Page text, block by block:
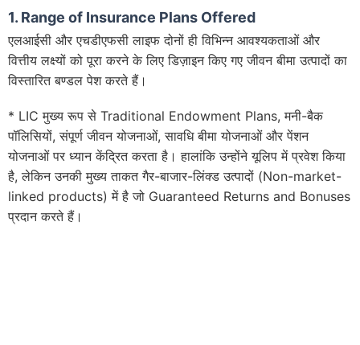
1. Range of Insurance Plans Offered
एलआईसी और एचडीएफसी लाइफ दोनों ही विभिन्न आवश्यकताओं और
वित्तीय लक्ष्यों को पूरा करने के लिए डिज़ाइन किए गए जीवन बीमा उत्पादों का
विस्तारित बण्डल पेश करते हैं।
* LIC मुख्य रूप से Traditional Endowment Plans, मनी-बैक
पॉलिसियों, संपूर्ण जीवन योजनाओं, सावधि बीमा योजनाओं और पेंशन
योजनाओं पर ध्यान केंद्रित करता है। हालांकि उन्होंने यूलिप में प्रवेश किया
है, लेकिन उनकी मुख्य ताकत गैर-बाजार-लिंक्ड उत्पादों (Non-market-
linked products) में है जो Guaranteed Returns and Bonuses
प्रदान करते हैं।